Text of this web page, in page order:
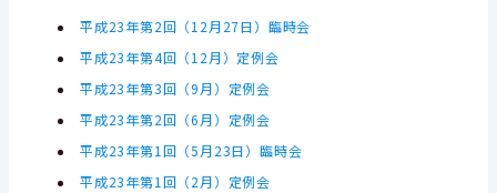
平成23年第2回（12月27日）臨時会
平成23年第4回（12月）定例会
平成23年第3回（9月）定例会
平成23年第2回（6月）定例会
平成23年第1回（5月23日）臨時会
平成23年第1回（2月）定例会